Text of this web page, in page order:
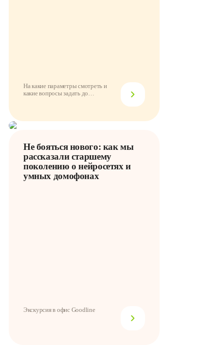
На какие параметры смотреть и
какие вопросы задать до
Не бояться нового: как мы
рассказали старшему
поколению о нейросетях и
умных домофонах
Экскурсия в офис Goodline